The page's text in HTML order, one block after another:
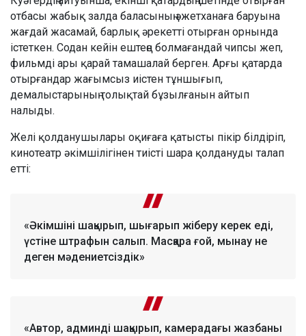
отбасы жабық залда баласының әжетханаға баруына
жағдай жасамай, барлық әрекетті отырған орнында
істеткен. Содан кейін ештеңе болмағандай чипсы жеп,
фильмді ары қарай тамашалай берген. Арғы қатарда
отырғандар жағымсыз иістен тұншығып,
демалыстарының толықтай бұзылғанын айтып
налыды.
Желі қолданушылары оқиғаға қатысты пікір білдіріп,
кинотеатр әкімшілігінен тиісті шара қолдануды талап
етті:
«Әкімшіні шақырып, шығарып жіберу керек еді,
үстіне штрафын салып. Масқара ғой, мынау не
деген мәдениетсіздік»
«Автор, админді шақырып, камерадағы жазбаны